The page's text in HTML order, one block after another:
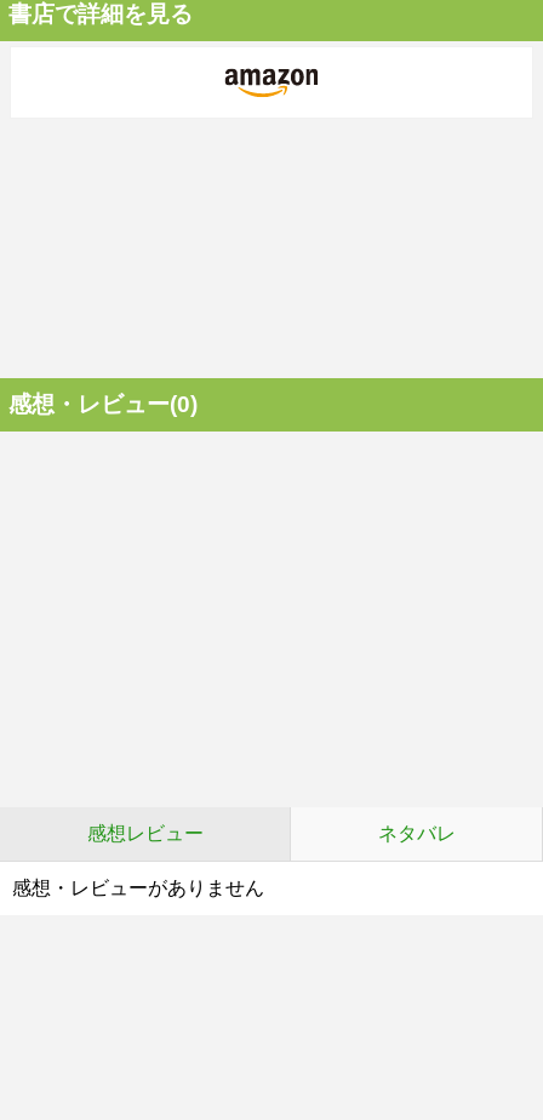
書店で詳細を見る
感想・レビュー(0)
感想レビュー ネタバレ
感想・レビューがありません